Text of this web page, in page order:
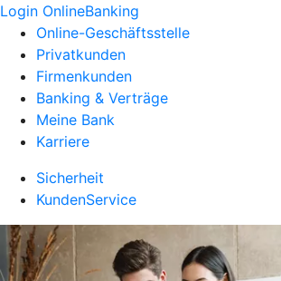
Login OnlineBanking
Online-Geschäftsstelle
Privatkunden
Firmenkunden
Banking & Verträge
Meine Bank
Karriere
Sicherheit
KundenService